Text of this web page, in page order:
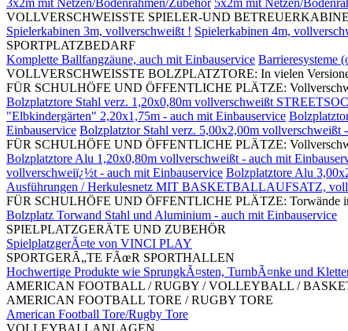
3x2m mit Netzen/Bodenrahmen/Zubehör 5x2m mit Netzen/
VOLLVERSCHWEISSTE SPIELER-UND
Spielerkabinen 3m, vollverschweißt ! Spielerkabinen 4m,
SPORTPLATZBEDARF
Komplette Ballfangzäune, auch mit Einbauservice Barrieresysteme
VOLLVERSCHWEISSTE BOLZPLATZTORE: In vielen
FÜR SCHULHÖFE UND ÖFFENTLICHE PLÄTZE:
Bolzplatztore Stahl verz. 1,20x0,80m vollverschweißt
"Elbkindergärten" 2,20x1,75m - auch mit Einbauservice
Einbauservice Bolzplatztor Stahl verz. 5,00x2,00m vollverschweißt
FÜR SCHULHÖFE UND ÖFFENTLICHE PLÄTZE:
Bolzplatztore Alu 1,20x0,80m vollverschweißt - auch mit
vollverschweiï¿½t - auch mit Einbauservice Bolzplatztore Alu
Ausführungen / Herkulesnetz MIT BASKETBALLAUFSATZ,
FÜR SCHULHÖFE UND ÖFFENTLICHE PLÄTZE: Torwände
Bolzplatz Torwand Stahl und Aluminium - auch mit Einbauservice
SPIELPLATZGERÄTE UND ZUBEHÖR
SpielplatzgerÃ¤te von VINCI PLAY
SPORTGERÃ„TE FÃœR SPORTHALLEN
Hochwertige Produkte wie SprungkÃ¤sten, TurnbÃ¤nke und
AMERICAN FOOTBALL / RUGBY / VOLLEYBALL /
AMERICAN FOOTBALL TORE / RUGBY TORE
American Football Tore/Rugby Tore
VOLLEYBALLANLAGEN